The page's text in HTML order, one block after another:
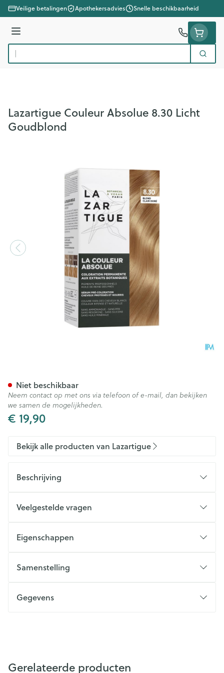
Ga naar de inhoud
Veilige betalingen Apothekersadvies Snelle beschikbaarheid
Menu
Product, merk, categorie...
Zoek
Lazartigue Couleur Absolue 8.30 Licht
Goudblond
€ 19,90
Niet beschikbaar
Neem contact op met ons via telefoon of e-mail, dan bekijken
we samen de mogelijkheden.
Bekijk alle producten van Lazartigue
Beschrijving
Veelgestelde vragen
Eigenschappen
Samenstelling
Gegevens
Gerelateerde producten